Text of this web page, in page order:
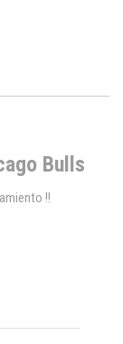
Bulls
!!